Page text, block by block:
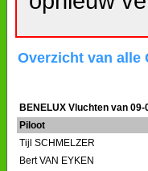
Overzicht van alle
BENELUX Vluchten van 09-
Piloot
Tijl SCHMELZER
Bert VAN EYKEN